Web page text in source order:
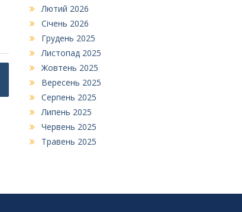
Лютий 2026
Січень 2026
Грудень 2025
Листопад 2025
Жовтень 2025
Вересень 2025
Серпень 2025
Липень 2025
Червень 2025
Травень 2025